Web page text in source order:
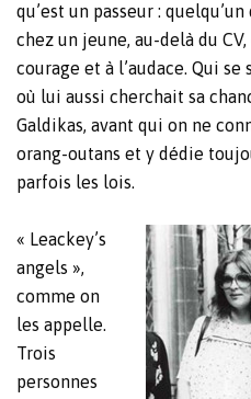
qu’est un passeur :
chez un jeune, au-delà du
courage et à l’audace. Qui
où lui aussi cherchait sa
Galdikas, avant qui on ne
orang-outans et y dédie
parfois les lois.
« Leackey’s
angels »,
comme on
les appelle.
Trois
personnes